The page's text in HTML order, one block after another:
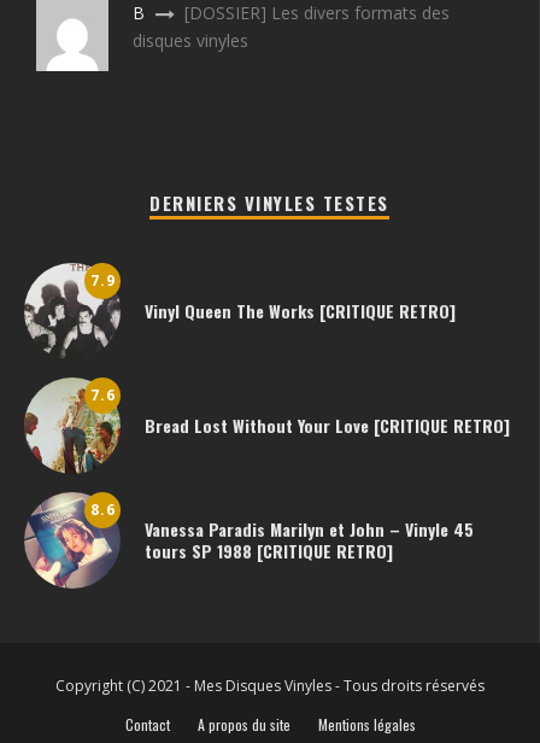
B
[DOSSIER] Les divers formats des
disques vinyles
DERNIERS VINYLES TESTES
7.9
Vinyl Queen The Works [CRITIQUE RETRO]
7.6
Bread Lost Without Your Love [CRITIQUE RETRO]
8.6
Vanessa Paradis Marilyn et John – Vinyle 45
tours SP 1988 [CRITIQUE RETRO]
Copyright (C) 2021 - Mes Disques Vinyles - Tous droits réservés
Contact
A propos du site Mentions légales